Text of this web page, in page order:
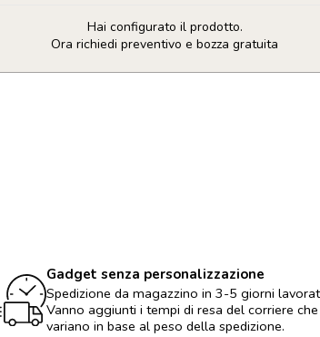
Hai configurato il prodotto.
Ora richiedi preventivo e bozza gratuita
Gadget senza personalizzazione
Spedizione da magazzino in 3-5 giorni
Vanno aggiunti i tempi di resa del corriere che
variano in base al peso della spedizione.